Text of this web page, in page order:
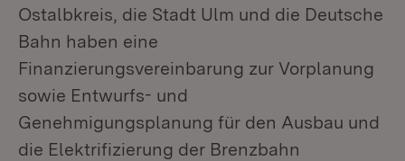
Ostalbkreis, die Stadt Ulm und die Deutsche
Bahn haben eine
Finanzierungsvereinbarung zur Vorplanung
sowie Entwurfs- und
Genehmigungsplanung für den Ausbau und
die Elektrifizierung der Brenzbahn